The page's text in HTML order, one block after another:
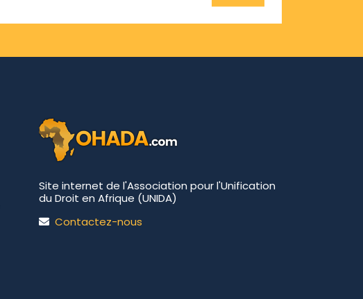
Site internet de l'Association pour l'Unification
du Droit en Afrique (UNIDA)
Contactez-nous